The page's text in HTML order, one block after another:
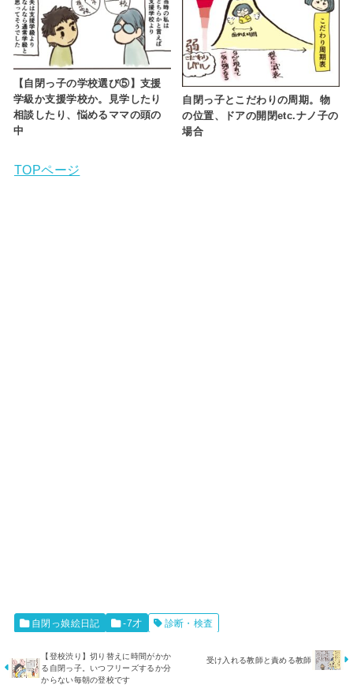
【自閉っ子の学校選び⑤】支援
学級か支援学校か。見学したり
相談したり、悩めるママの頭の
中
自閉っ子とこだわりの周期。物
の位置、ドアの開閉etc.ナノ子の
場合
TOPページ
自閉っ娘絵日記 -7才 診断・検査
【登校渋り】切り替えに時間がかか
る自閉っ子。いつフリーズするか分
からない毎朝の登校です
受け入れる教師と責める教師